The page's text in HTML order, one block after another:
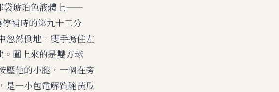
袋琥珀色液體上——
補時的第九十三分
忽然倒地，雙手摀住左
。圍上來的是雙方球
壓他的小腿，一個在旁
是一小包電解質醃黃瓜